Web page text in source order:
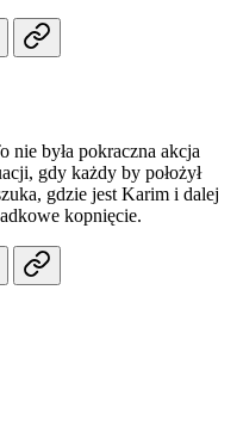
nie była pokraczna akcja
gdy każdy by położył
gdzie jest Karim i dalej
kopnięcie.